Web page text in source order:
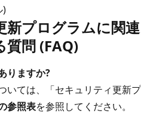
)
新プログラムに関連
質問 (FAQ)
りますか?
いては、「セキュリティ更新プ
参照表を参照してください。